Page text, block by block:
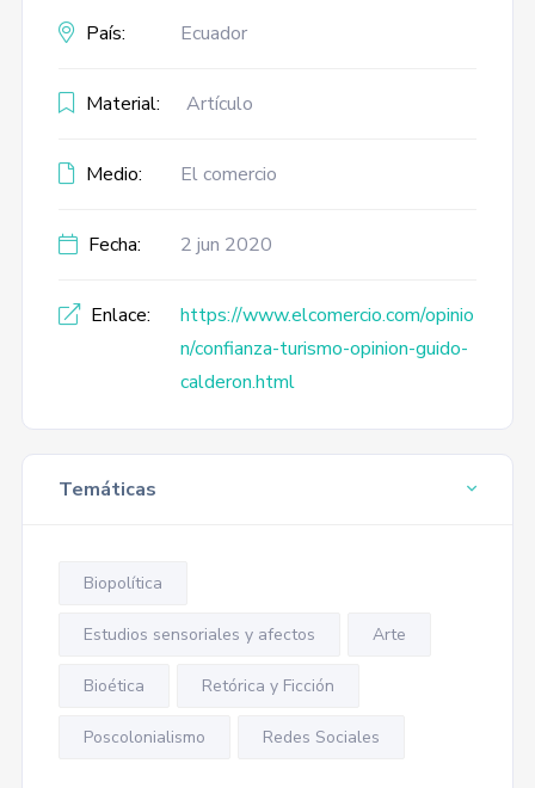
País: Ecuador
Material: Artículo
Medio: El comercio
Fecha: 2 jun 2020
Enlace:
https://www.elcomercio.com/opinio
n/confianza-turismo-opinion-guido-
calderon.html
Temáticas
Biopolítica
Estudios sensoriales y afectos Arte
Bioética Retórica y Ficción
Poscolonialismo Redes Sociales